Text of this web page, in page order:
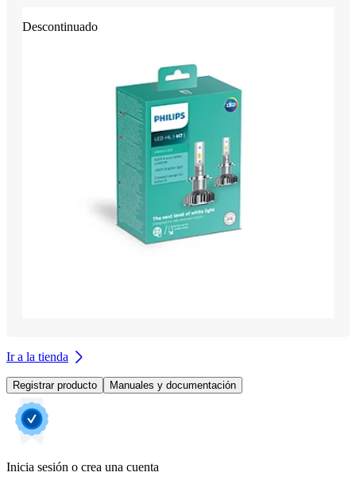
Descontinuado
Ir a la tienda
Registrar producto Manuales y documentación
Inicia sesión o crea una cuenta